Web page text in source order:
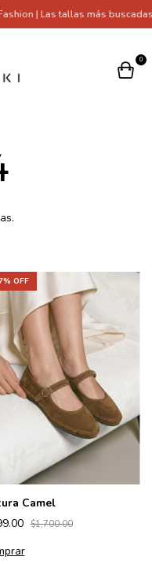
| Las tallas más
0
% OFF
Camel
$1,700.00